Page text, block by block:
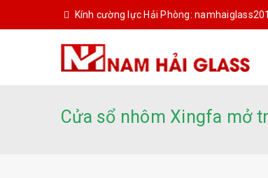
Kính cường lực Hải Phòng:
Cửa sổ nhôm Xingfa mở